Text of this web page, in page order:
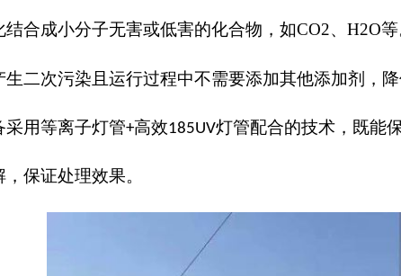
合成小分子无害或低害的化合物，如CO2、H2O等
生二次污染且运行过程中不需要添加其他添加剂，
采用等离子灯管+高效185UV灯管配合的技术，既能
保证处理效果。